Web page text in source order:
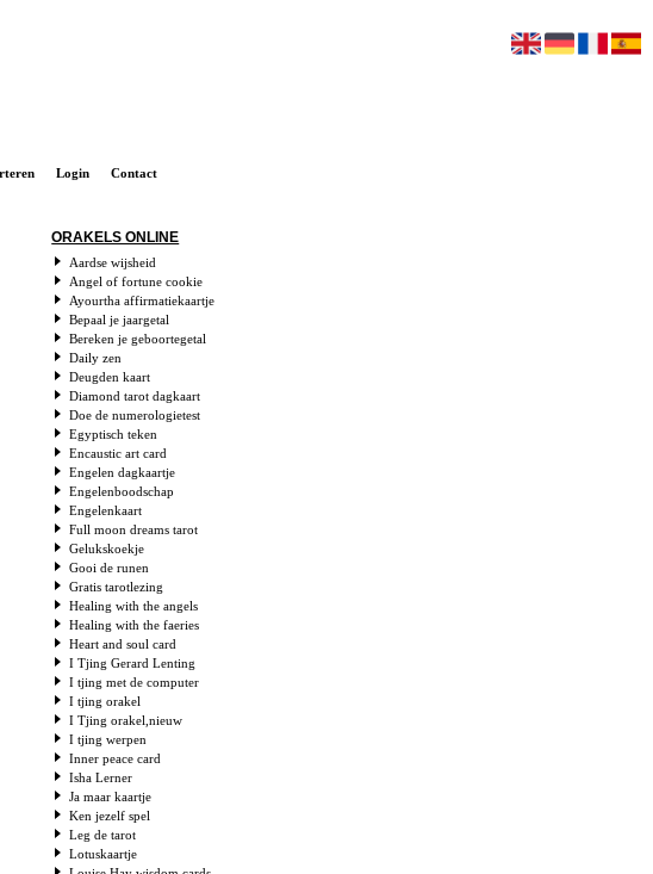
Login Contact
ORAKELS ONLINE
Aardse wijsheid
Angel of fortune cookie
Ayourtha affirmatiekaartje
Bepaal je jaargetal
Bereken je geboortegetal
Daily zen
Deugden kaart
Diamond tarot dagkaart
Doe de numerologietest
Egyptisch teken
Encaustic art card
Engelen dagkaartje
Engelenboodschap
Engelenkaart
Full moon dreams tarot
Gelukskoekje
Gooi de runen
Gratis tarotlezing
Healing with the angels
Healing with the faeries
Heart and soul card
I Tjing Gerard Lenting
I tjing met de computer
I tjing orakel
I Tjing orakel,nieuw
I tjing werpen
Inner peace card
Isha Lerner
Ja maar kaartje
Ken jezelf spel
Leg de tarot
Lotuskaartje